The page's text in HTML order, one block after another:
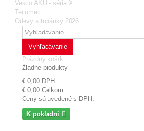
Vesco AKU - séria X
Tecomec
Odevy a topánky 2026
Vyhľadávanie
Prázdny košík
Žiadne produkty
€ 0,00 DPH
€ 0,00 Celkom
Ceny sú uvedené s DPH.
K pokladni